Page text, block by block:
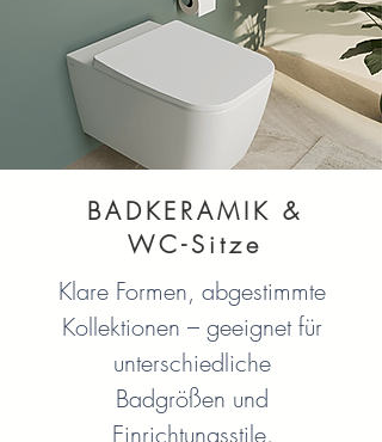
BADKERAMIK &
WC-Sitze
Klare Formen, abgestimmte
Kollektionen – geeignet für
unterschiedliche
Badgrößen und
Einrichtungsstile.